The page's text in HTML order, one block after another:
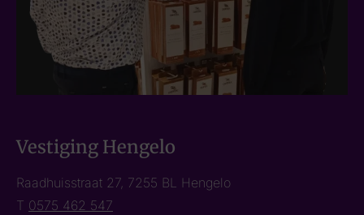
Vestiging Hengelo
Raadhuisstraat 27, 7255 BL Hengelo
T 0575 462 547